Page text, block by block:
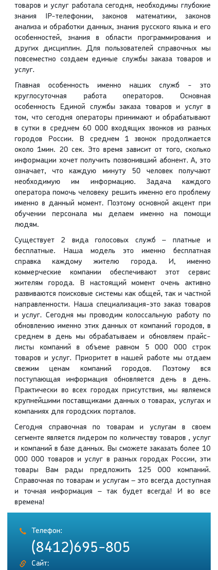
товаров и услуг работала сегодня, необходимы глубокие
знания IP-телефонии, законов математики, законов
анализа и обработки данных, знания русского языка и его
особенностей, знания в области программирования и
других дисциплин. Для пользователей справочных мы
повсеместно создаем единые службы заказа товаров и
услуг.
Главная особенность именно наших служб - это
круглосуточная работа операторов. Основная
особенность Единой службы заказа товаров и услуг в
том, что сегодня операторы принимают и обрабатывают
в сутки в среднем 60 000 входящих звонков из разных
городов России. В среднем 1 звонок продолжается
около 1мин. 20 сек. Это время зависит от того, сколько
информации хочет получить позвонивший абонент. А, это
означает, что каждую минуту 50 человек получают
необходимую им информацию. Задача каждого
оператора помочь человеку решить именно его проблему
именно в данный момент. Поэтому основной акцент при
обучении персонала мы делаем именно на помощи
людям.
Существует 2 вида голосовых служб – платные и
бесплатные. Наша модель это именно бесплатная
справка каждому жителю города. И, именно
коммерческие компании обеспечивают этот сервис
жителям города. В настоящий момент очень активно
развиваются поисковые системы как общей, так и частной
направленности. Наша специализация-это заказ товаров
и услуг. Сегодня мы проводим колоссальную работу по
обновлению именно этих данных от компаний городов, в
среднем в день мы обрабатываем и обновляем прайс-
листы компаний в объеме равном 5 000 000 строк
товаров и услуг. Приоритет в нашей работе мы отдаем
свежим ценам компаний городов. Поэтому вся
поступающая информация обновляется день в день.
Практически во всех городах присутствия, мы являемся
крупнейшими поставщиками данных о товарах, услугах и
компаниях для городских порталов.
Сегодня справочная по товарам и услугам в своем
сегменте является лидером по количеству товаров , услуг
и компаний в базе данных. Вы сможете заказать более 10
000 000 товаров и услуг в разных городах России, эти
товары Вам рады предложить 125 000 компаний.
Справочная по товарам и услугам – это всегда доступная
и точная информация – так будет всегда! И во все
времена!
Телефон:
(8412)695-805
Сайт: